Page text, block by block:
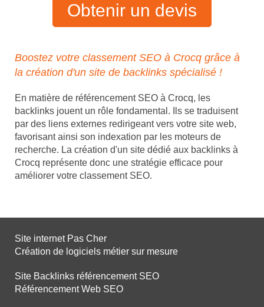
Obtenir un devis
Boostez votre classement SEO à Crocq grâce à
la création d'un site de backlinks spécialisé !
En matière de référencement SEO à Crocq, les
backlinks jouent un rôle fondamental. Ils se traduisent
par des liens externes redirigeant vers votre site web,
favorisant ainsi son indexation par les moteurs de
recherche. La création d'un site dédié aux backlinks à
Crocq représente donc une stratégie efficace pour
améliorer votre classement SEO.
Site internet Pas Cher
Création de logiciels métier sur mesure
Site Backlinks référencement SEO
Référencement Web SEO